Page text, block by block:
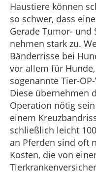
Haustiere können
so schwer, dass
Gerade Tumor- und
nehmen stark zu.
Bänderrisse bei
vor allem für
sogenannte Tier-
Diese übernehmen
Operation nötig
einem
schließlich leicht
an Pferden sind oft
Kosten, die von